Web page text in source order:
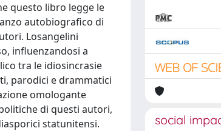
questo libro legge le
autobiografico di
Losangelini
influenzandosi a
tra le idiosincrasie
parodici e drammatici
omologante
di questi autori,
statunitensi.
social